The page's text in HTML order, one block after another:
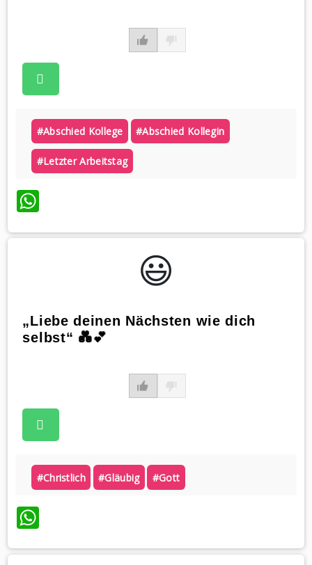
#abschied Kollege #abschied Kollegin
#letzter Arbeitstag
WhatsApp
😃️
„Liebe deinen Nächsten wie dich
selbst“ 💑💕
#christlich #gläubig #gott
WhatsApp